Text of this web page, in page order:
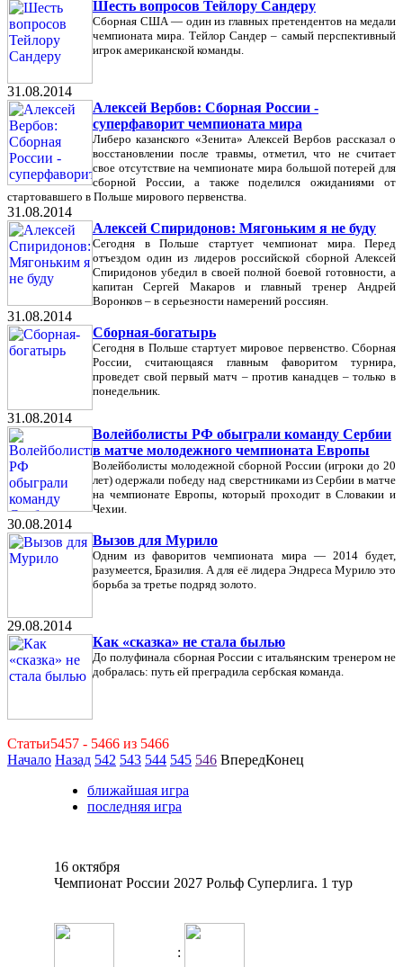
Шесть вопросов Тейлору Сандеру
Сборная США — один из главных претендентов на медали
чемпионата мира. Тейлор Сандер – самый перспективный
игрок американской команды.
31.08.2014
Алексей Вербов: Сборная России -
суперфаворит чемпионата мира
Либеро казанского «Зенита» Алексей Вербов рассказал о
восстановлении после травмы, отметил, что не считает
свое отсутствие на чемпионате мира большой потерей для
сборной России, а также поделился ожиданиями от
стартовавшего в Польше мирового первенства.
31.08.2014
Алексей Спиридонов: Мягоньким я не буду
Сегодня в Польше стартует чемпионат мира. Перед
отъездом один из лидеров российской сборной Алексей
Спиридонов убедил в своей полной боевой готовности, а
капитан Сергей Макаров и главный тренер Андрей
Воронков – в серьезности намерений россиян.
31.08.2014
Сборная-богатырь
Сегодня в Польше стартует мировое первенство. Сборная
России, считающаяся главным фаворитом турнира,
проведет свой первый матч – против канадцев – только в
понедельник.
31.08.2014
Волейболисты РФ обыграли команду Сербии
в матче молодежного чемпионата Европы
Волейболисты молодежной сборной России (игроки до 20
лет) одержали победу над сверстниками из Сербии в матче
на чемпионате Европы, который проходит в Словакии и
Чехии.
30.08.2014
Вызов для Мурило
Одним из фаворитов чемпионата мира — 2014 будет,
разумеется, Бразилия. А для её лидера Эндреса Мурило это
борьба за третье подряд золото.
29.08.2014
Как «сказка» не стала былью
До полуфинала сборная России с итальянским тренером не
добралась: путь ей преградила сербская команда.
Статьи5457 - 5466 из 5466
Начало Назад 542 543 544 545 546 ВпередКонец
ближайшая игра
последняя игра
16 октября
Чемпионат России 2027 Рольф Суперлига. 1 тур
: